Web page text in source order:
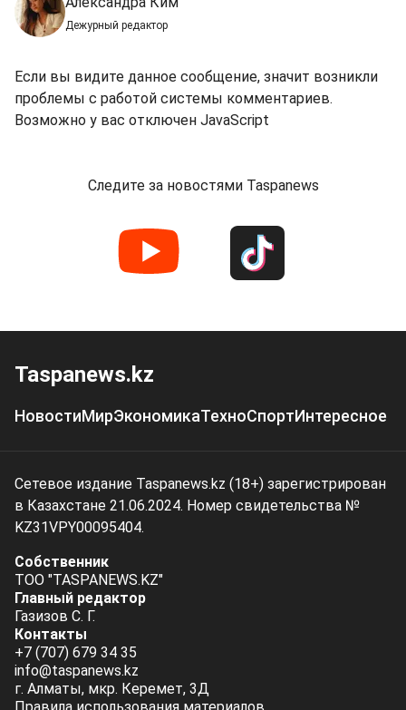
Дежурный редактор
Если вы видите данное сообщение, значит возникли
проблемы с работой системы комментариев.
Возможно у вас отключен JavaScript
Следите за новостями Taspanews
Taspanews.kz
НовостиМирЭкономикаТехноСпортИнтересное
Сетевое издание Taspanews.kz (18+) зарегистрирован
в Казахстане 21.06.2024. Номер свидетельства №
KZ31VPY00095404.
Собственник
ТОО "TASPANEWS.KZ"
Главный редактор
Газизов С. Г.
Контакты
+7 (707) 679 34 35
info@taspanews.kz
г. Алматы, мкр. Керемет, 3Д